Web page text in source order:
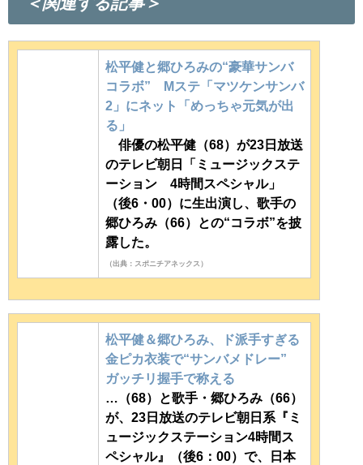
松平健と郷ひろみの“豪華サンバ
コラボ” Mステ「マツケンサンバ
2」にネット「めっちゃ元気が出
る」
俳優の松平健（68）が23日放送
のテレビ朝日「ミュージックステ
ーション 4時間スペシャル」
（後6・00）に生出演し、歌手の
郷ひろみ（66）との“コラボ”を披
露した。
（出典：スポニチアネックス）
松平健＆郷ひろみ、ド派手すぎる
金ピカ衣装で“サンバメドレー”
ガッチリ握手で称える
…（68）と歌手・郷ひろみ（66）
が、23日放送のテレビ朝日系『ミ
ュージックステーション4時間ス
ペシャル』（後6：00）で、日本